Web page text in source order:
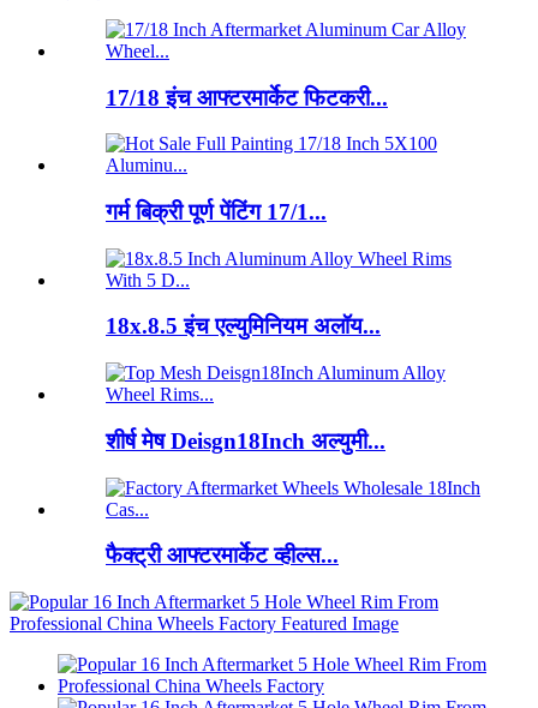
17/18 इंच आफ्टरमार्केट फिटकरी...
गर्म बिक्री पूर्ण पेंटिंग 17/1...
18x.8.5 इंच एल्युमिनियम अलॉय...
शीर्ष मेष Deisgn18Inch अल्युमी...
फैक्ट्री आफ्टरमार्केट व्हील्स...